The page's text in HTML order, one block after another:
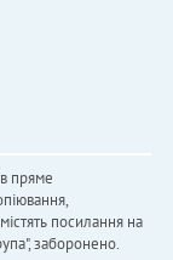
пряме
посилання на
заборонено.